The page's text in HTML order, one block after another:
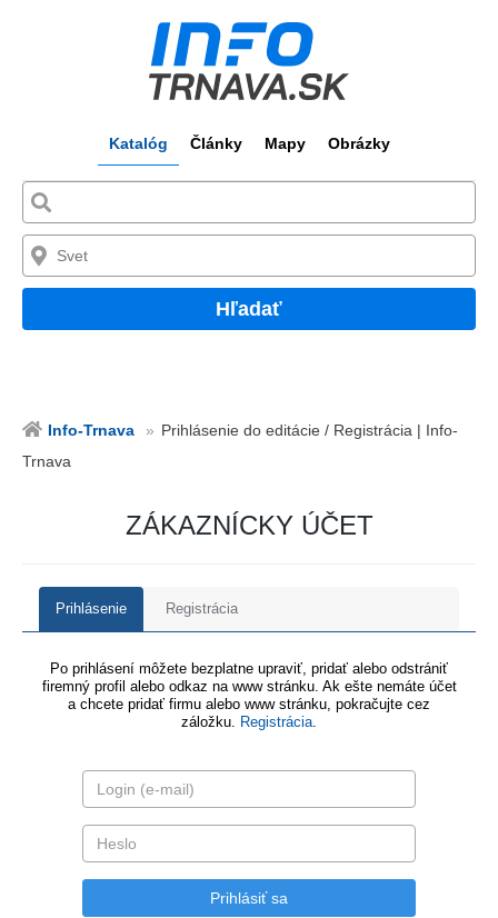
Katalóg Články Mapy Obrázky
Hľadať
Info-Trnava
Prihlásenie do editácie / Registrácia | Info-
Trnava
ZÁKAZNÍCKY ÚČET
Prihlásenie Registrácia
Po prihlásení môžete bezplatne upraviť, pridať alebo odstrániť
firemný profil alebo odkaz na www stránku. Ak ešte nemáte účet
a chcete pridať firmu alebo www stránku, pokračujte cez
záložku. Registrácia.